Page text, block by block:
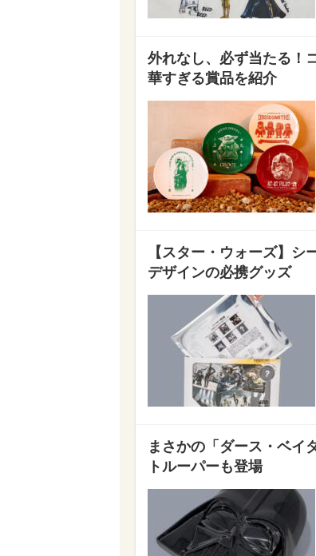
外れなし、必ず当たる！
華すぎる賞品を紹介
【スター・ウォーズ】シ
デザインの必携グッズ
まさかの「ダース・ベイ
トルーパーも登場